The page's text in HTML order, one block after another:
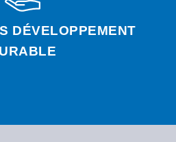
DÉVELOPPEMENT